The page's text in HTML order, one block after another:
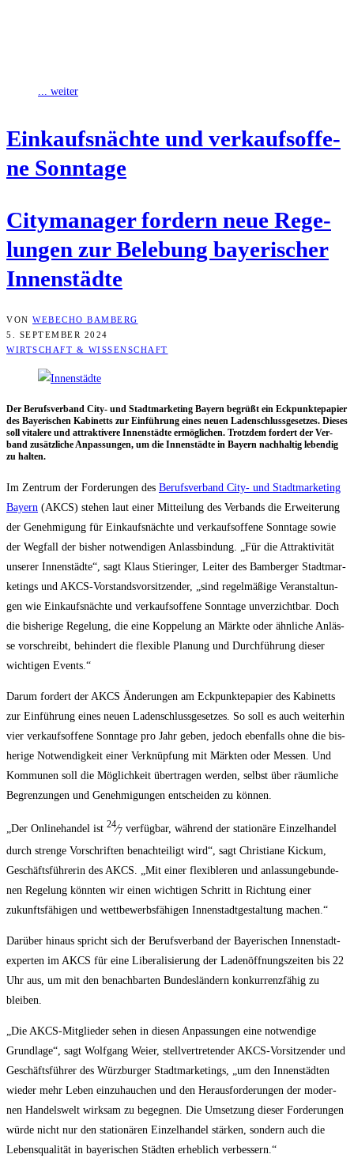
... weiter
Ein­kaufs­näch­te und ver­kaufs­of­fe­
ne Sonntage
City­ma­na­ger for­dern neue Rege­
lun­gen zur Bele­bung baye­ri­scher
Innenstädte
VON WEBECHO BAMBERG
5. SEPTEMBER 2024
WIRTSCHAFT & WISSENSCHAFT
Der Berufs­ver­band City- und Stadt­mar­ke­ting Bay­ern begrüßt ein Eck­punk­te­pa­pier
des Baye­ri­schen Kabi­netts zur Ein­füh­rung eines neu­en Laden­schluss­ge­set­zes. Die­ses
soll vita­le­re und attrak­ti­ve­re Innen­städ­te ermög­li­chen. Trotz­dem for­dert der Ver­
band zusätz­li­che Anpas­sun­gen, um die Innen­städ­te in Bay­ern nach­hal­tig leben­dig
zu halten.
Im Zen­trum der For­de­run­gen des Berufs­ver­band City- und Stadt­mar­ke­ting
Bay­ern (AKCS) ste­hen laut einer Mit­tei­lung des Ver­bands die Erwei­te­rung
der Geneh­mi­gung für Ein­kaufs­näch­te und ver­kaufs­of­fe­ne Sonn­ta­ge sowie
der Weg­fall der bis­her not­wen­di­gen Anlass­bin­dung. „Für die Attrak­ti­vi­tät
unse­rer Innen­städ­te“, sagt Klaus Stier­in­ger, Lei­ter des Bam­ber­ger Stadt­mar­
ke­tings und AKCS-Vor­stands­vor­sit­zen­der, „sind regel­mä­ßi­ge Ver­an­stal­tun­
gen wie Ein­kaufs­näch­te und ver­kaufs­of­fe­ne Sonn­ta­ge unver­zicht­bar. Doch
die bis­he­ri­ge Rege­lung, die eine Kop­pe­lung an Märk­te oder ähn­li­che Anläs­
se vor­schreibt, behin­dert die fle­xi­ble Pla­nung und Durch­füh­rung die­ser
wich­ti­gen Events.“
Dar­um for­dert der AKCS Ände­run­gen am Eck­punk­te­pa­pier des Kabi­netts
zur Ein­füh­rung eines neu­en Laden­schluss­ge­set­zes. So soll es auch wei­ter­hin
vier ver­kaufs­of­fe­ne Sonn­ta­ge pro Jahr geben, jedoch eben­falls ohne die bis­
he­ri­ge Not­wen­dig­keit einer Ver­knüp­fung mit Märk­ten oder Mes­sen. Und
Kom­mu­nen soll die Mög­lich­keit über­tra­gen wer­den, selbst über räum­li­che
Begren­zun­gen und Geneh­mi­gun­gen ent­schei­den zu können.
„Der Online­han­del ist 24⁄7 ver­füg­bar, wäh­rend der sta­tio­nä­re Ein­zel­han­del
durch stren­ge Vor­schrif­ten benach­tei­ligt wird“, sagt Chris­tia­ne Kickum,
Geschäfts­füh­re­rin des AKCS. „Mit einer fle­xi­ble­ren und anlas­sun­ge­bun­de­
nen Rege­lung könn­ten wir einen wich­ti­gen Schritt in Rich­tung einer
zukunfts­fä­hi­gen und wett­be­werbs­fä­hi­gen Innen­stadt­ge­stal­tung machen.“
Dar­über hin­aus spricht sich der Berufs­ver­band der Baye­ri­schen Innen­stadt­
ex­per­ten im AKCS für eine Libe­ra­li­sie­rung der Laden­öff­nungs­zei­ten bis 22
Uhr aus, um mit den benach­bar­ten Bun­des­län­dern kon­kur­renz­fä­hig zu
bleiben.
„Die AKCS-Mit­glie­der sehen in die­sen Anpas­sun­gen eine not­wen­di­ge
Grund­la­ge“, sagt Wolf­gang Wei­er, stell­ver­tre­ten­der AKCS-Vor­sit­zen­der und
Geschäfts­füh­rer des Würz­bur­ger Stadt­mar­ke­tings, „um den Innen­städ­ten
wie­der mehr Leben ein­zu­hau­chen und den Her­aus­for­de­run­gen der moder­
nen Han­dels­welt wirk­sam zu begeg­nen. Die Umset­zung die­ser For­de­run­gen
wür­de nicht nur den sta­tio­nä­ren Ein­zel­han­del stär­ken, son­dern auch die
Lebens­qua­li­tät in baye­ri­schen Städ­ten erheb­lich verbessern.“